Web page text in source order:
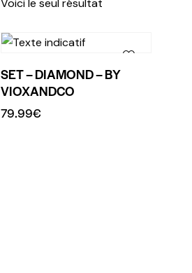
SET – DIAMOND – BY
VIOXANDCO
79.99€